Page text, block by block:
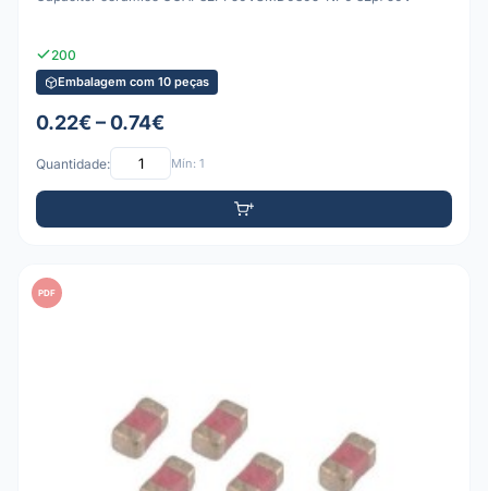
200
Embalagem com 10 peças
0.22€ – 0.74€
Quantidade: Mín: 1
PDF